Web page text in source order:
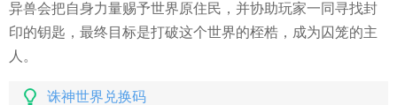
异兽会把自身力量赐予世界原住民，并协助玩家一同寻找封
印的钥匙，最终目标是打破这个世界的桎梏，成为囚笼的主
人。
诛神世界兑换码